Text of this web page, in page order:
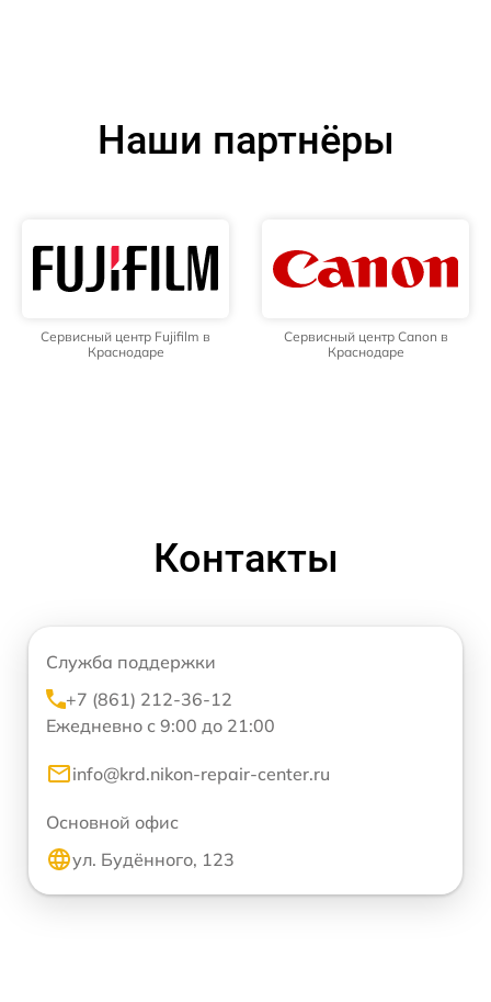
Наши партнёры
Сервисный центр Fujifilm в
Краснодаре
Сервисный центр Canon в
Краснодаре
Контакты
Служба поддержки
+7 (861) 212-36-12
Ежедневно с 9:00 до 21:00
info@krd.nikon-repair-center.ru
Основной офис
ул. Будённого, 123